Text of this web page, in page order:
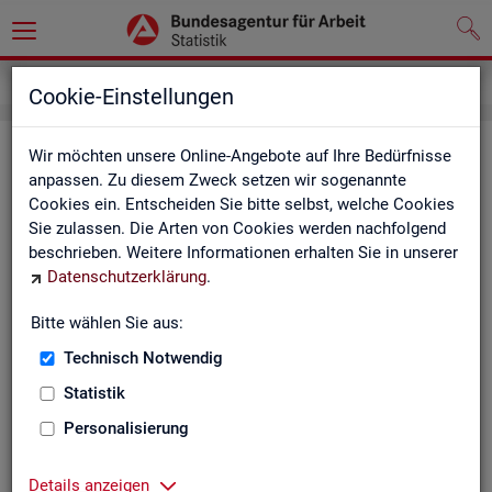
Cookie-Einstellungen
Wir möchten unsere Online-Angebote auf Ihre Bedürfnisse
anpassen. Zu diesem Zweck setzen wir sogenannte
Cookies ein. Entscheiden Sie bitte selbst, welche Cookies
Sie zulassen. Die Arten von Cookies werden nachfolgend
beschrieben. Weitere Informationen erhalten Sie in unserer
Datenschutzerklärung.
Bitte wählen Sie aus:
Technisch Notwendig
Statistik
Personalisierung
Details anzeigen
Im­pres­sum der Sta­tis­tik der Bun­
des­agen­tur für Ar­beit (BA)
In­for­ma­tio­nen über den Her­aus­ge­ber
Im­pres­sum der Bun­des­agen­tur für Ar­beit
Nut­zungs- und Be­zugs­be­din­gun­gen
Co­py­right und Mar­ken­schutz
Die In­hal­te des In­ter­net­auf­tritts der BA sowie die Pro­duk­te
der Sta­tis­tik der BA ste­hen im geis­ti­gen Ei­gen­tum der BA und